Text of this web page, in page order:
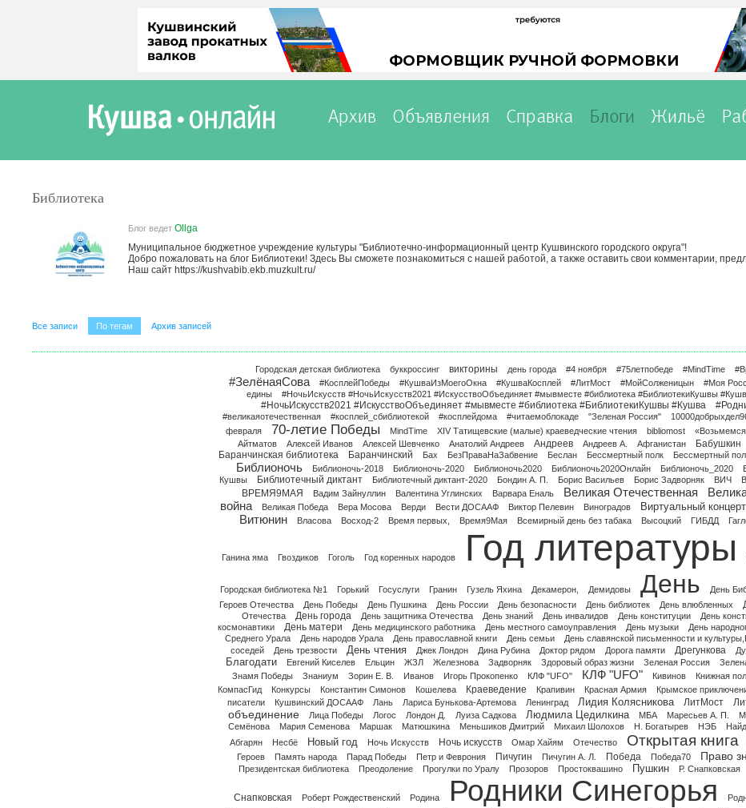
Архив Объявления Справка Блоги Жильё
Библиотека
Блог ведет Ollga
Муниципальное бюджетное учреждение культуры "Библиотечно-информационный центр Кушвинского городского округа"!
Добро пожаловать на блог Библиотеки! Здесь Вы сможете познакомиться с нашей работой, а также оставить свои комментарии,
Наш сайт https://kushvabib.ekb.muzkult.ru/
Все записи По тегам Архив записей
Городская детская библиотека буккроссинг викторины день города #4 ноября #75летпобеде #MindTime
#ЗелёнаяСова #КосплейПобеды #КушваИзМоегоОкна #КушваКосплей #ЛитМост #МойСолженицын #Моя
едины
#НочьИскусств #НочьИскусств2021 #ИскусствоОбъединяет #мывместе #библиотека #БиблиотекиКушвы
#НочьИскусств2021 #ИскусствоОбъединяет #мывместе #библиотека #БиблиотекиКушвы #Кушва
#великаяотечественная #косплей_сбиблиотекой #косплейдома #читаемоблокаде "Зеленая Россия"
февраля
70-летие Победы MindTime XIV Татищевские (малые) краеведческие чтения bibliomost «Возьмемся
Айтматов
Алексей Иванов Алексей Шевченко Анатолий Андреев Андреев Андреев А. Афганистан Бабушкин
Баранчинская библиотека Баранчинский Бах БезПраваНаЗабвение Беслан Бессмертный полк Бессмертный
Библионочь Библионочь-2018 Библионочь-2020 Библионочь2020 Библионочь2020Онлайн Библионочь_2020
Кушвы
Библиотечный диктант Библиотечный диктант-2020 Бондин А. П. Борис Васильев Борис Задворняк ВИЧ
ВРЕМЯ9МАЯ
Вадим Зайнуллин Валентина Углинских Варвара Еналь Великая Отечественная
война
Великая Победа Вера Мосова Верди Вести ДОСААФ Виктор Пелевин Виноградов Виртуальный
Витюнин Власова Восход-2 Время первых, Время9Мая Всемирный день без табака Высоцкий ГИБДД
Ганина яма Гвоздиков Гоголь Год коренных народов Год литературы
Городская библиотека №1 Горький Госуслуги Гранин Гузель Яхина Декамерон, Демидовы День День
Героев Отечества
День Победы День Пушкина День России День безопасности День библиотек День влюбленных
Отечества
День города День защитника Отечества День знаний День инвалидов День конституции День
космонавтики
День матери День медицинского работника День местного самоуправления День музыки День
Среднего Урала
День народов Урала День православной книги День семьи День славянской письменности и
соседей
День трезвости День чтения Джек Лондон Дина Рубина Доктор рядом Дорога памяти Дрегункова
Благодати
Евгений Киселев Ельцин ЖЗЛ Железнова Задворняк Здоровый образ жизни Зеленая Россия
Знамя Победы
Знаниум Зорин Е. В. Иванов Игорь Прокопенко КЛФ "UFO" КЛФ "UFO" Кивинов Книжная
КомпасГид Конкурсы Константин Симонов Кошелева Краеведение Крапивин Красная Армия Крымское
писатели
Кушвинский ДОСААФ Лань Лариса Бунькова-Артемова Ленинград Лидия Колясникова ЛитМост
объединение
Лица Победы Логос Лондон Д. Луиза Садкова Людмила Цедилкина МБА Маресьев А. П.
Семёнова
Мария Семенова Маршак Матюшкина Меньшиков Дмитрий Михаил Шолохов Н. Богатырев НЭБ
Абгарян
Несбё Новый год Ночь Искусств Ночь искусств Омар Хайям Отечество Открытая книга
Героев
Память народа Парад Победы Петр и Феврония Пичугин Пичугин А. Л. Победа Победа70 Право
Президентская библиотека
Преодоление Прогулки по Уралу Прозоров Простоквашино Пушкин Р. Снапковская
Снапковская Роберт Рождественский Родина Родники Синегорья